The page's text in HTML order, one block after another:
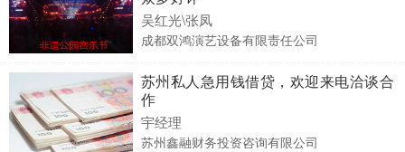
吴红光\张凤
成都双鸿演艺设备有限责任公司
苏州私人急用钱借贷，欢迎来电洽谈合
作
宇经理
苏州鑫融财务投资咨询有限公司